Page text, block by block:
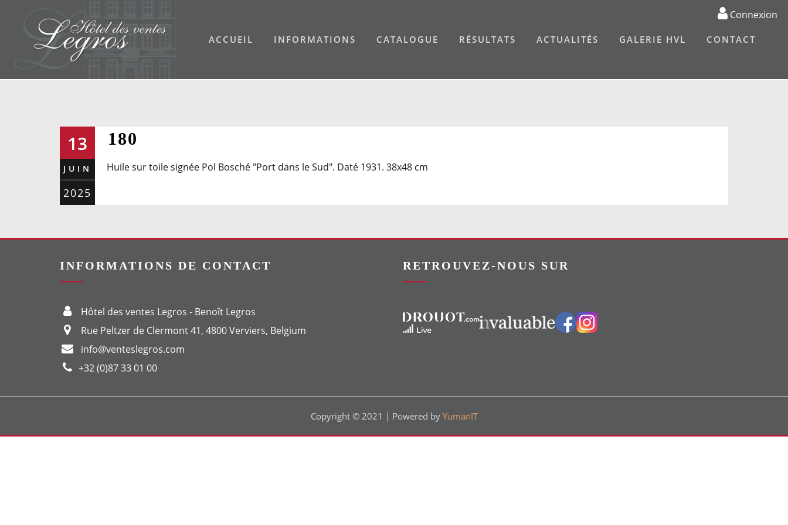
ACCUEIL INFORMATIONS CATALOGUE RÉSULTATS ACTUALITÉS GALERIE HVL CONTACT
Connexion
13
JUIN
2025
180
Huile sur toile signée Pol Bosché "Port dans le Sud". Daté 1931. 38x48 cm
INFORMATIONS DE CONTACT
Hôtel des ventes Legros - Benoît Legros
Rue Peltzer de Clermont 41, 4800 Verviers, Belgium
info@venteslegros.com
+32 (0)87 33 01 00
RETROUVEZ-NOUS SUR
Vers le site Drouot Vers le site Invaluable Vers notre groupe Facebook Vers notre page Instagram
Copyright © 2021 | Powered by YumanIT